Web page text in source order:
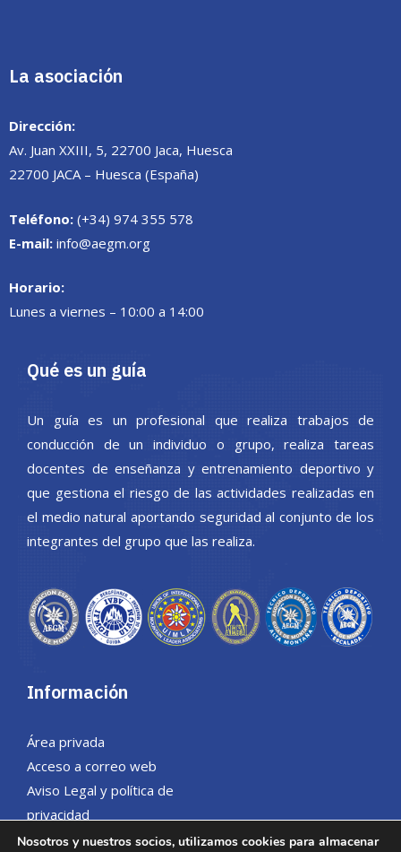
La asociación
Dirección:
Av. Juan XXIII, 5, 22700 Jaca, Huesca
22700 JACA – Huesca (España)
Teléfono: (+34) 974 355 578
E-mail: info@aegm.org
Horario:
Lunes a viernes – 10:00 a 14:00
Qué es un guía
Un guía es un profesional que realiza trabajos de
conducción de un individuo o grupo, realiza tareas
docentes de enseñanza y entrenamiento deportivo y
que gestiona el riesgo de las actividades realizadas en
el medio natural aportando seguridad al conjunto de los
integrantes del grupo que las realiza.
Información
Área privada
Acceso a correo web
Aviso Legal y política de
privacidad
Política de cookies
Nosotros y nuestros socios, utilizamos cookies para almacenar